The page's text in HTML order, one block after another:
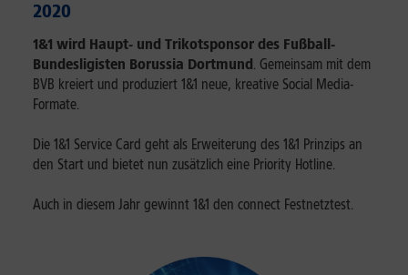
2020
1&1 wird Haupt- und Trikotsponsor des Fußball-
Bundesligisten Borussia Dortmund. Gemeinsam mit dem
BVB kreiert und produziert 1&1 neue, kreative Social Media-
Formate.
Die 1&1 Service Card geht als Erweiterung des 1&1 Prinzips an
den Start und bietet nun zusätzlich eine Priority Hotline.
Auch in diesem Jahr gewinnt 1&1 den connect Festnetztest.